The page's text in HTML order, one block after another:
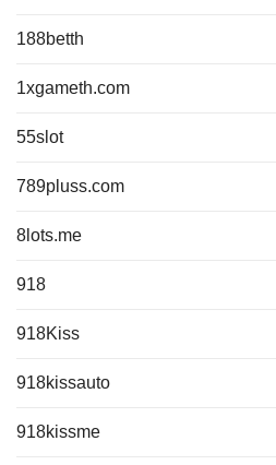
188betth
1xgameth.com
55slot
789pluss.com
8lots.me
918
918Kiss
918kissauto
918kissme